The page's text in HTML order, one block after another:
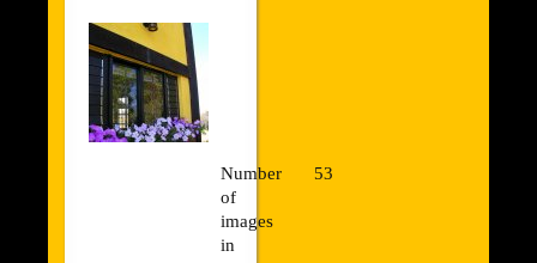
Number
of
images
in
53